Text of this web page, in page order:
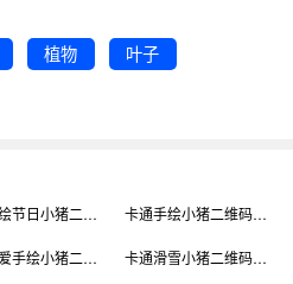
植物 叶子
卡通手绘节日小猪二维码背景 卡通手绘小猪二维码背景
卡通可爱手绘小猪二维码背景 卡通滑雪小猪二维码背景